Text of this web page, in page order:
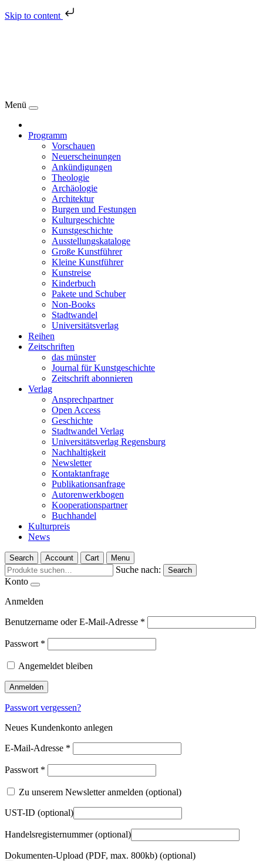
Skip to content
Menü
Programm
Vorschauen
Neuerscheinungen
Ankündigungen
Theologie
Archäologie
Architektur
Burgen und Festungen
Kulturgeschichte
Kunstgeschichte
Ausstellungskataloge
Große Kunstführer
Kleine Kunstführer
Kunstreise
Kinderbuch
Pakete und Schuber
Non-Books
Stadtwandel
Universitätsverlag
Reihen
Zeitschriften
das münster
Journal für Kunstgeschichte
Zeitschrift abonnieren
Verlag
Ansprechpartner
Open Access
Geschichte
Stadtwandel Verlag
Universitätsverlag Regensburg
Nachhaltigkeit
Newsletter
Kontaktanfrage
Publikationsanfrage
Autorenwerkbogen
Kooperationspartner
Buchhandel
Kulturpreis
News
Search Account Cart Menu
Suche nach: Search
Konto
Anmelden
Benutzername oder E-Mail-Adresse *
Passwort *
Angemeldet bleiben
Anmelden
Passwort vergessen?
Neues Kundenkonto anlegen
E-Mail-Adresse *
Passwort *
Zu unserem Newsletter anmelden (optional)
UST-ID (optional)
Handelsregisternummer(optional)
Dokumenten-Upload (PDF, max. 800kb) (optional)